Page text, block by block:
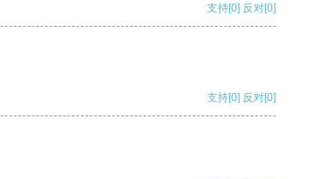
支持[0] 反对[0]
支持[0] 反对[0]